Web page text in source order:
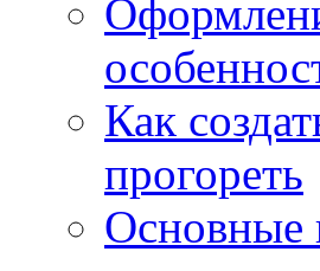
Как
прогореть
Основные